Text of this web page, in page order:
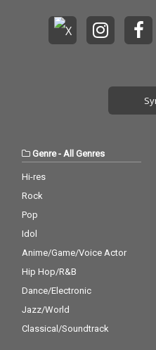
Genre- All Genres
Hi-res
Rock
Pop
Idol
Anime/Game/Voice Actor
Hip Hop/R&B
Dance/Electronic
Jazz/World
Classical/Soundtrack